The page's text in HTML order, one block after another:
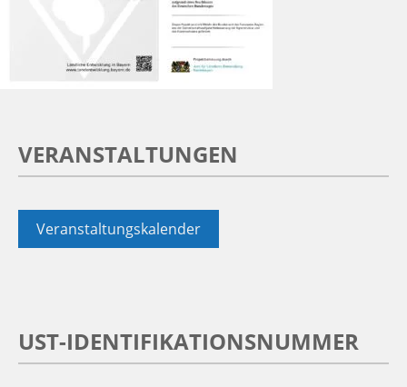
VERANSTALTUNGEN
Veranstaltungskalender
UST-IDENTIFIKATIONSNUMMER